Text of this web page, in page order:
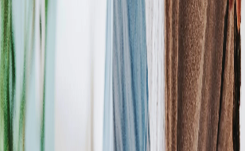
ÁREA DO ALUNO